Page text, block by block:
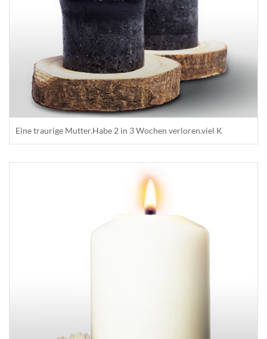
Eine traurige Mutter.Habe 2 in 3 Wochen verloren.viel K